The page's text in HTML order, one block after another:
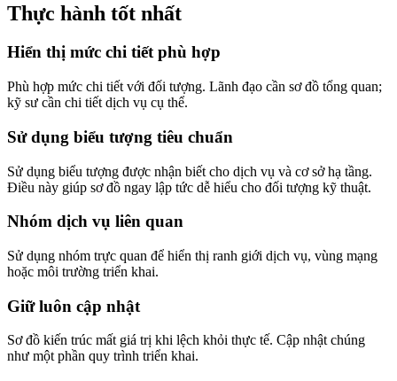
Thực hành tốt nhất
Hiển thị mức chi tiết phù hợp
Phù hợp mức chi tiết với đối tượng. Lãnh đạo cần sơ đồ tổng quan;
kỹ sư cần chi tiết dịch vụ cụ thể.
Sử dụng biểu tượng tiêu chuẩn
Sử dụng biểu tượng được nhận biết cho dịch vụ và cơ sở hạ tầng.
Điều này giúp sơ đồ ngay lập tức dễ hiểu cho đối tượng kỹ thuật.
Nhóm dịch vụ liên quan
Sử dụng nhóm trực quan để hiển thị ranh giới dịch vụ, vùng mạng
hoặc môi trường triển khai.
Giữ luôn cập nhật
Sơ đồ kiến trúc mất giá trị khi lệch khỏi thực tế. Cập nhật chúng
như một phần quy trình triển khai.